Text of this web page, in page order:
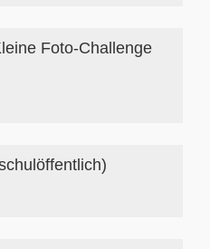
Foto-Challenge